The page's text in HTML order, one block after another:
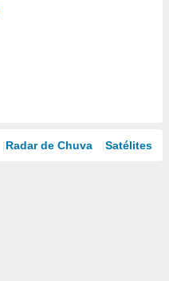
Radar de Chuva Satélites